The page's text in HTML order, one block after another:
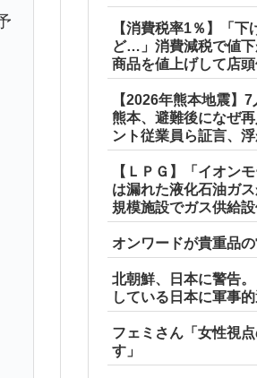
【消費税率1％】「
ど…」消費減税で値
商品を値上げして店
【2026年熊本地震】
熊本、避難後になぜ
ント従業員ら証言、
【ＬＰＧ】「イオン
は漏れた液化石油ガ
規模施設でガス供給
オンワードが貴重品
北朝鮮、日本に警告
している日本に軍事的
フェミさん「女性視
す」